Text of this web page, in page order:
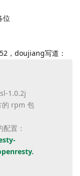
位
，doujiang写道：
1.0.2j
的 rpm 包
置：